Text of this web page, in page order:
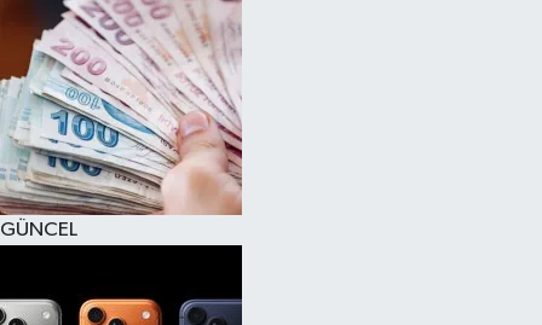
GÜNCEL
EKONOMİ
YAŞAM